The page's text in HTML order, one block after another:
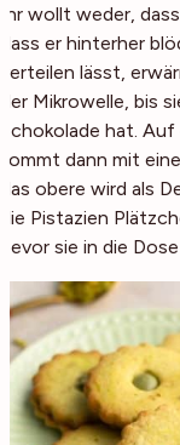
Ihr wollt weder,
dass er hinterher
verteilen lässt,
der Mikrowelle, bis
Schokolade hat.
kommt dann mit
das obere wird als
die Pistazien
bevor sie in die